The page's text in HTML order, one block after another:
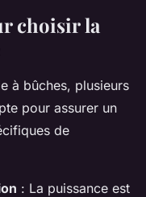
choisir la
à bûches, plusieurs
pour assurer un
de
: La puissance est